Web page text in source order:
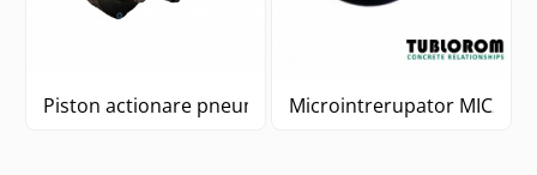
Piston actionare pneumatica CP 101Microintrerupator MIC23